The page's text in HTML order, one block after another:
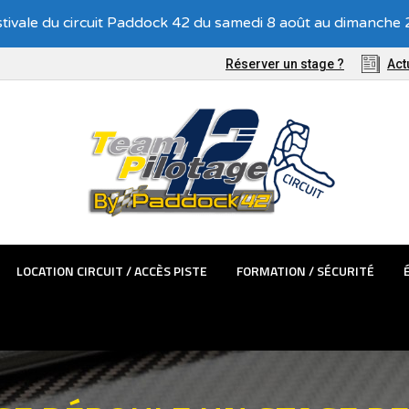
Réserver un stage ?
LOCATION CIRCUIT / ACCÈS PISTE FORMATION / SÉCURITÉ
Recevez nos offres exclusives !
du circuit Paddock 42 du samedi 8 août au dimanche
PASSAGER LOCATION CIRCUIT / ACCÈS PISTE